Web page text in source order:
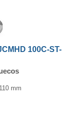
100C-ST-
110 mm